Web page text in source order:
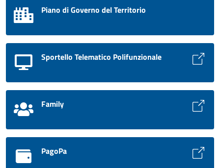
Piano di Governo del Territorio
Sportello Telematico Polifunzionale
Family
PagoPa